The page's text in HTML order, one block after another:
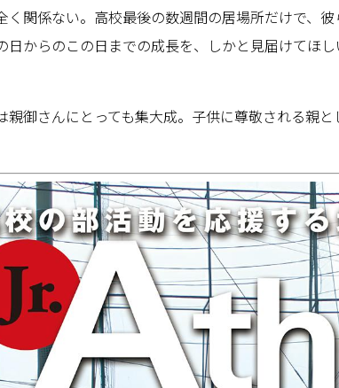
く関係ない。高校最後の数週間の居場所だけで、
日からのこの日までの成長を、しかと見届けてほ
親御さんにとっても集大成。子供に尊敬される親